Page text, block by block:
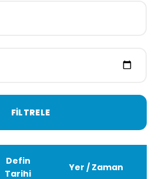
Defin
Tarihi
Yer / Zaman